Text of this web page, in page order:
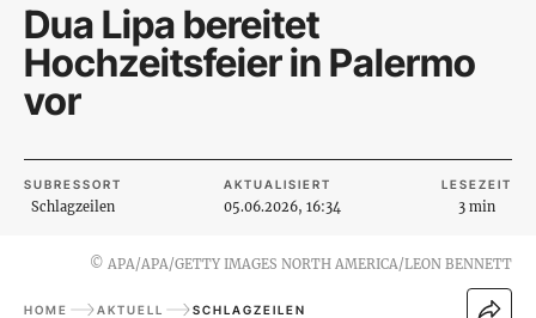
Dua Lipa bereitet
Hochzeitsfeier in Palermo
vor
SUBRESSORT
Schlagzeilen
AKTUALISIERT
05.06.2026, 16:34
LESEZEIT
3 min
© APA/APA/GETTY IMAGES NORTH AMERICA/LEON BENNETT
HOME AKTUELL SCHLAGZEILEN